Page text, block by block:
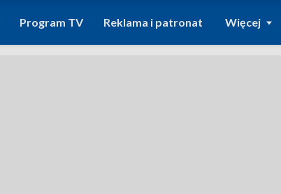
Program TV Reklama i patronat Więcej